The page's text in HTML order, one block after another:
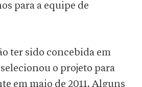
para a equipe de
ter sido concebida em
o projeto para
em maio de 2011. Alguns